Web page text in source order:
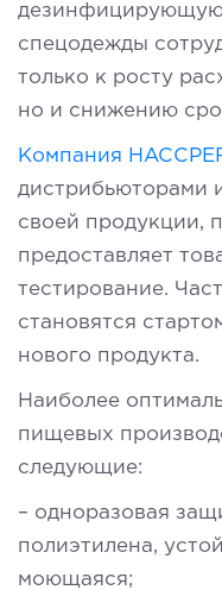
спецодежды
только к росту
но и снижению
Компания
дистрибьюторами
своей продукции,
предоставляет
тестирование.
становятся
нового продукта.
Наиболее
пищевых
следующие:
– одноразовая
полиэтилена,
моющаяся;